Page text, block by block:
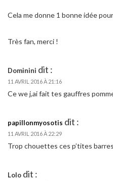
Cela me donne 1 bonne idée
Très fan, merci !
Dominini dit :
11 AVRIL 2016 À 21:16
Ce we j,ai fait tes gauffres
papillonmyosotis dit :
11 AVRIL 2016 À 22:29
Trop chouettes ces p’tites
Lolo dit :